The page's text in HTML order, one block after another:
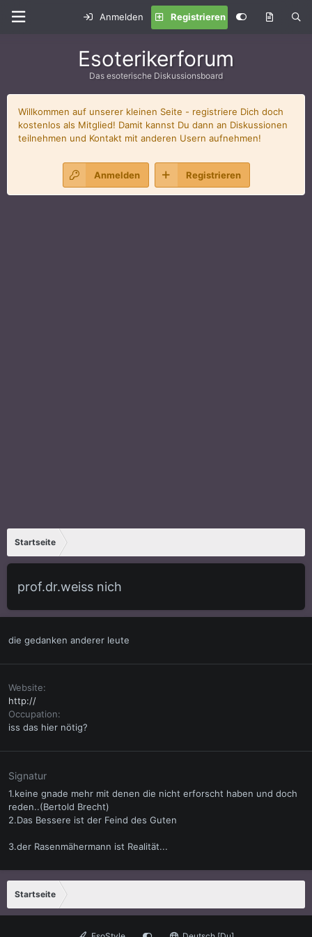
Anmelden Registrieren
Esoterikerforum
Das esoterische Diskussionsboard
Willkommen auf unserer kleinen Seite - registriere Dich doch
kostenlos als Mitglied! Damit kannst Du dann an Diskussionen
teilnehmen und Kontakt mit anderen Usern aufnehmen!
Anmelden Registrieren
Startseite
prof.dr.weiss nich
die gedanken anderer leute
Website
http://
Occupation
iss das hier nötig?
Signatur
1.keine gnade mehr mit denen die nicht erforscht haben und doch
reden..(Bertold Brecht)
2.Das Bessere ist der Feind des Guten
3.der Rasenmähermann ist Realität...
Startseite